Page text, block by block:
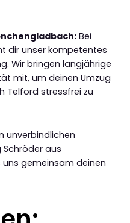
Bei
dir unser kompetentes
Wir bringen langjährige
mit, um deinen Umzug
Telford stressfrei zu
unverbindlichen
aus
gemeinsam deinen